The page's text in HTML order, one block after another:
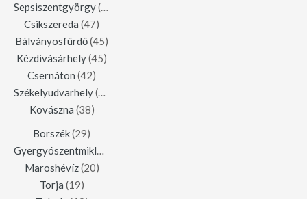
Sepsiszentgyörgy(123)
Csikszereda (47)
Bálványosfürdő(45)
Kézdivásárhely(45)
Csernáton (42)
Székelyudvarhely(42)
Kovászna (38)
Borszék(29)
Gyergyószentmiklós
Maroshévíz(20)
Torja (19)